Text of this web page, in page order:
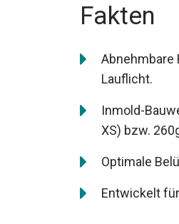
Fakten
Abnehmbare
Lauflicht.
Inmold-
(Größe XS)
Optimale
Entwickelt